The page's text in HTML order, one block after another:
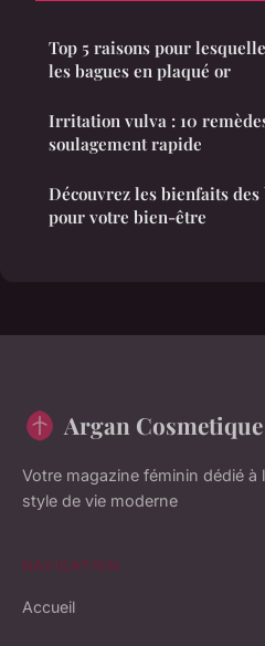
Top 5 raisons pour
les bagues en plaqué or
Irritation vulva : 10
soulagement rapide
Découvrez les bienfaits
pour votre bien-être
Argan Cosmetique
Votre magazine féminin dédié à
style de vie moderne
NAVIGATION
Accueil